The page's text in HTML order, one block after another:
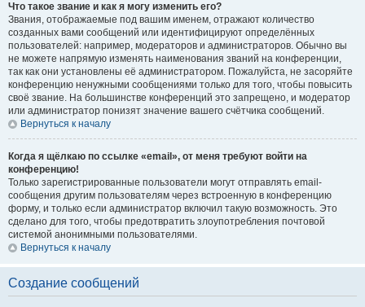
Что такое звание и как я могу изменить его?
Звания, отображаемые под вашим именем, отражают количество
созданных вами сообщений или идентифицируют определённых
пользователей: например, модераторов и администраторов. Обычно вы
не можете напрямую изменять наименования званий на конференции,
так как они установлены её администратором. Пожалуйста, не засоряйте
конференцию ненужными сообщениями только для того, чтобы повысить
своё звание. На большинстве конференций это запрещено, и модератор
или администратор понизят значение вашего счётчика сообщений.
Вернуться к началу
Когда я щёлкаю по ссылке «email», от меня требуют войти на
конференцию!
Только зарегистрированные пользователи могут отправлять email-
сообщения другим пользователям через встроенную в конференцию
форму, и только если администратор включил такую возможность. Это
сделано для того, чтобы предотвратить злоупотребления почтовой
системой анонимными пользователями.
Вернуться к началу
Создание сообщений